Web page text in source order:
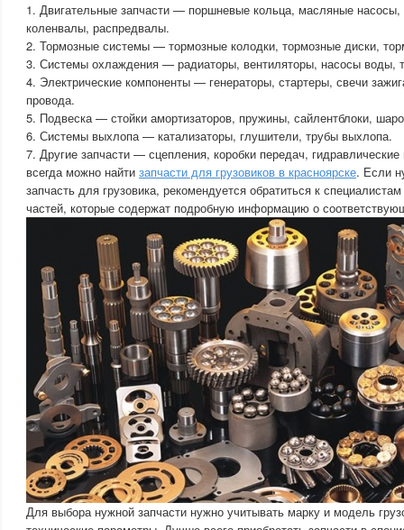
1. Двигательные запчасти — поршневые кольца, масляные насосы,
коленвалы, распредвалы.
2. Тормозные системы — тормозные колодки, тормозные диски,
3. Системы охлаждения — радиаторы, вентиляторы, насосы воды,
4. Электрические компоненты — генераторы, стартеры, свечи
провода.
5. Подвеска — стойки амортизаторов, пружины, сайлентблоки,
6. Системы выхлопа — катализаторы, глушители, трубы выхлопа.
7. Другие запчасти — сцепления, коробки передач,
всегда можно найти запчасти для грузовиков в красноярске. Если
запчасть для грузовика, рекомендуется обратиться к
частей, которые содержат подробную информацию о
Для выбора нужной запчасти нужно учитывать марку и модель